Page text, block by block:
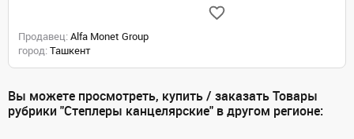
Продавец: Alfa Monet Group
город: Ташкент
Вы можете просмотреть, купить / заказать Товары
рубрики "Степлеры канцелярские" в другом регионе: